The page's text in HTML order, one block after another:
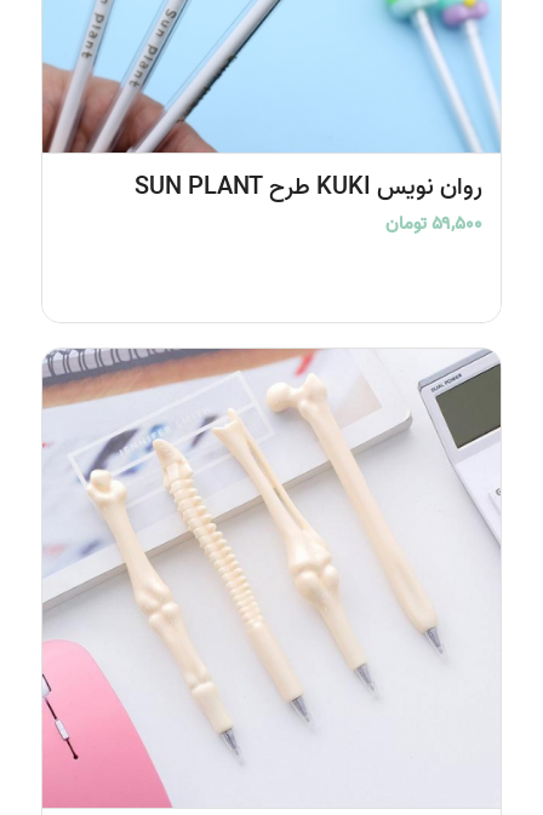
5.00 روان نویس KUKI طرح SUN PLANT
۵۹,۵۰۰تومان